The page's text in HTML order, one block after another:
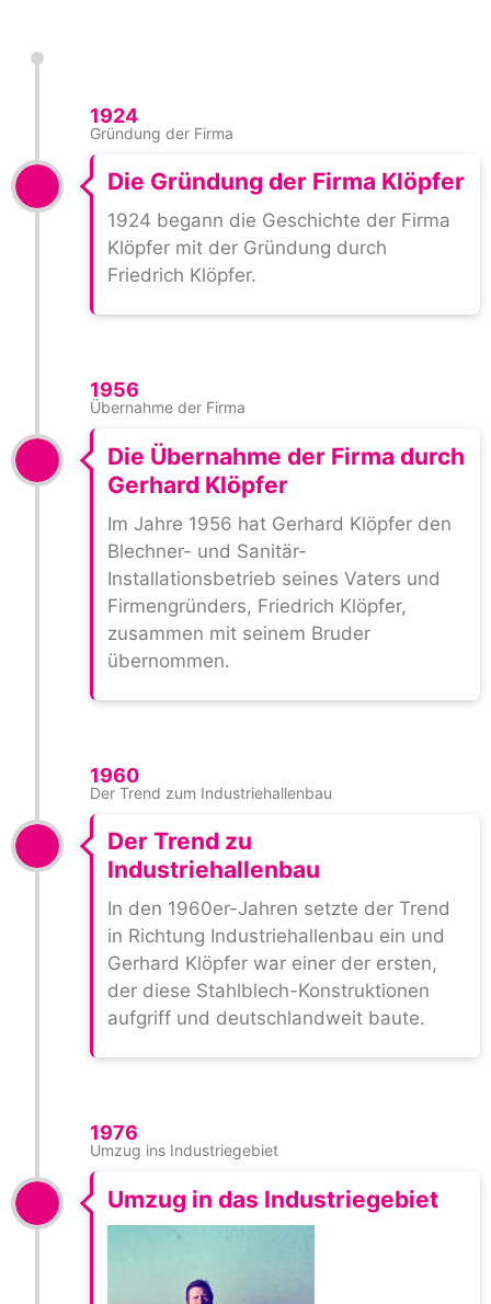
1924
Gründung der Firma
Die Gründung der Firma Klöpfer
1924 begann die Geschichte der Firma
Klöpfer mit der Gründung durch
Friedrich Klöpfer.
1956
Übernahme der Firma
Die Übernahme der Firma durch
Gerhard Klöpfer
Im Jahre 1956 hat Gerhard Klöpfer den
Blechner- und Sanitär-
Installationsbetrieb seines Vaters und
Firmengründers, Friedrich Klöpfer,
zusammen mit seinem Bruder
übernommen.
1960
Der Trend zum Industriehallenbau
Der Trend zu
Industriehallenbau
In den 1960er-Jahren setzte der Trend
in Richtung Industriehallenbau ein und
Gerhard Klöpfer war einer der ersten,
der diese Stahlblech-Konstruktionen
aufgriff und deutschlandweit baute.
1976
Umzug ins Industriegebiet
Umzug in das Industriegebiet